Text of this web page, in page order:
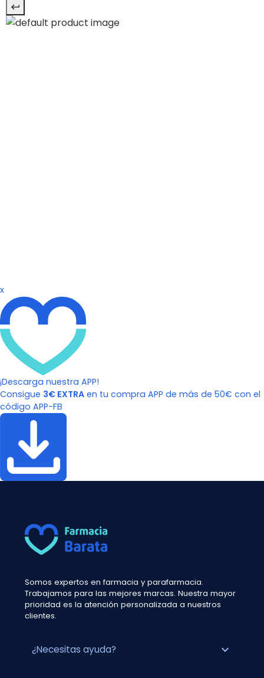
x
¡Descarga nuestra APP!
Consigue 3€ EXTRA en tu compra APP de más de 50€ con el
código APP-FB
Somos expertos en farmacia y parafarmacia.
Trabajamos para las mejores marcas. Nuestra mayor
prioridad es la atención personalizada a nuestros
clientes.
¿Necesitas ayuda? expand_more